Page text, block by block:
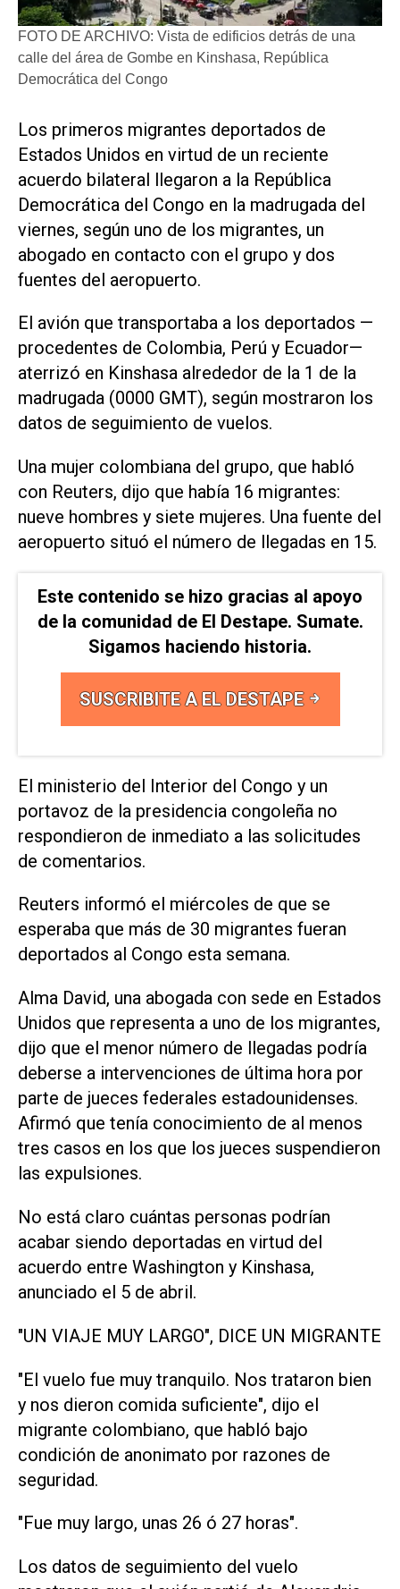
FOTO DE ARCHIVO: Vista de edificios detrás de una
calle del área de Gombe en Kinshasa, República
Democrática del Congo
​Los primeros migrantes deportados de
Estados Unidos en virtud de un reciente
acuerdo bilateral llegaron a la República
Democrática del Congo en ‌la madrugada del
viernes, según uno ‌de los migrantes, un
abogado en contacto con el grupo y dos
fuentes del aeropuerto.
El avión que transportaba a los deportados —
procedentes de Colombia, Perú y Ecuador—
aterrizó en Kinshasa alrededor de la 1 de la
madrugada (0000 GMT), según mostraron los
datos de seguimiento de vuelos.
Una mujer colombiana del grupo, que habló
con Reuters, dijo que había 16 migrantes:
nueve hombres y siete mujeres. ​Una fuente del
aeropuerto ⁠situó el número de llegadas en 15.
Este contenido se hizo gracias al apoyo
de la comunidad de El Destape. Sumate.
Sigamos haciendo historia.
SUSCRIBITE A EL DESTAPE
El ministerio del Interior del Congo ‌y un
portavoz de la presidencia congoleña no
respondieron de ⁠inmediato a las solicitudes
de comentarios.
Reuters informó ⁠el miércoles de que se
esperaba que más de 30 migrantes fueran
deportados al Congo esta semana.
Alma David, una abogada con sede en Estados
Unidos que ⁠representa a uno de los migrantes,
dijo que el menor número ​de llegadas podría
deberse a intervenciones de última hora ‌por
parte de jueces federales estadounidenses.
‌Afirmó que tenía conocimiento de al menos
tres casos en los que ⁠los jueces suspendieron
las expulsiones.
No está claro cuántas personas podrían
acabar siendo deportadas en virtud del
acuerdo entre Washington y Kinshasa,
anunciado el 5 de abril.
"UN VIAJE MUY LARGO", DICE UN MIGRANTE
"El vuelo fue muy tranquilo. Nos trataron ​bien
y ‌nos dieron comida suficiente", dijo el
migrante colombiano, que habló bajo
condición de anonimato por razones de
seguridad.
"Fue muy largo, unas 26 ó 27 horas".
Los datos de seguimiento del vuelo